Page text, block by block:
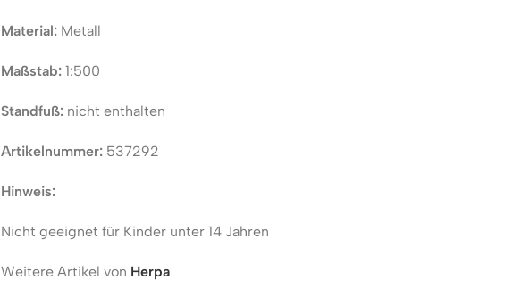
Material:Metall
Maßstab:1:500
Standfuß:nicht enthalten
Artikelnummer: 537292
Hinweis:
Nicht geeignet für Kinder unter 14 Jahren
Weitere Artikel von Herpa